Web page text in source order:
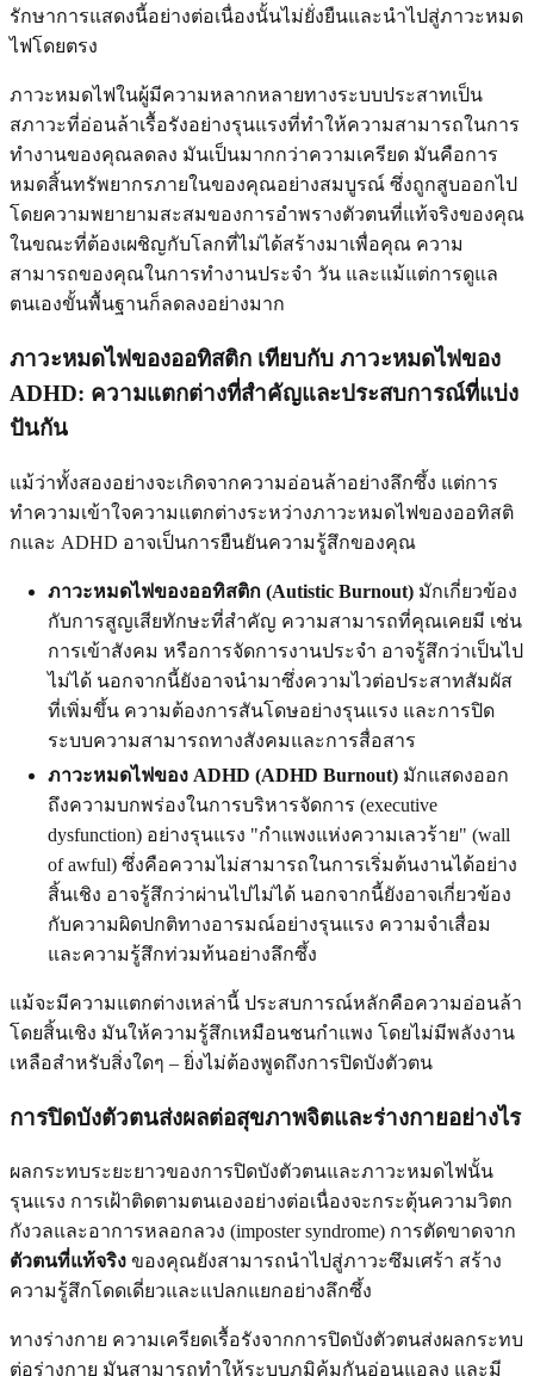
รักษาการแสดงนี้อย่างต่อเนื่องนั้นไม่ยั่งยืนและนำไปสู่ภาวะหมด
ไฟโดยตรง
ภาวะหมดไฟในผู้มีความหลากหลายทางระบบประสาทเป็น
สภาวะที่อ่อนล้าเรื้อรังอย่างรุนแรงที่ทำให้ความสามารถในการ
ทำงานของคุณลดลง มันเป็นมากกว่าความเครียด มันคือการ
หมดสิ้นทรัพยากรภายในของคุณอย่างสมบูรณ์ ซึ่งถูกสูบออกไป
โดยความพยายามสะสมของการอำพรางตัวตนที่แท้จริงของคุณ
ในขณะที่ต้องเผชิญกับโลกที่ไม่ได้สร้างมาเพื่อคุณ ความ
สามารถของคุณในการทำงานประจำ วัน และแม้แต่การดูแล
ตนเองขั้นพื้นฐานก็ลดลงอย่างมาก
ภาวะหมดไฟของออทิสติก เทียบกับ ภาวะหมดไฟของ
ADHD: ความแตกต่างที่สำคัญและประสบการณ์ที่แบ่ง
ปันกัน
แม้ว่าทั้งสองอย่างจะเกิดจากความอ่อนล้าอย่างลึกซึ้ง แต่การ
ทำความเข้าใจความแตกต่างระหว่างภาวะหมดไฟของออทิสติ
กและ ADHD อาจเป็นการยืนยันความรู้สึกของคุณ
ภาวะหมดไฟของออทิสติก (Autistic Burnout) มักเกี่ยวข้อง
กับการสูญเสียทักษะที่สำคัญ ความสามารถที่คุณเคยมี เช่น
การเข้าสังคม หรือการจัดการงานประจำ อาจรู้สึกว่าเป็นไป
ไม่ได้ นอกจากนี้ยังอาจนำมาซึ่งความไวต่อประสาทสัมผัส
ที่เพิ่มขึ้น ความต้องการสันโดษอย่างรุนแรง และการปิด
ระบบความสามารถทางสังคมและการสื่อสาร
ภาวะหมดไฟของ ADHD (ADHD Burnout) มักแสดงออก
ถึงความบกพร่องในการบริหารจัดการ (executive
dysfunction) อย่างรุนแรง "กำแพงแห่งความเลวร้าย" (wall
of awful) ซึ่งคือความไม่สามารถในการเริ่มต้นงานได้อย่าง
สิ้นเชิง อาจรู้สึกว่าผ่านไปไม่ได้ นอกจากนี้ยังอาจเกี่ยวข้อง
กับความผิดปกติทางอารมณ์อย่างรุนแรง ความจำเสื่อม
และความรู้สึกท่วมท้นอย่างลึกซึ้ง
แม้จะมีความแตกต่างเหล่านี้ ประสบการณ์หลักคือความอ่อนล้า
โดยสิ้นเชิง มันให้ความรู้สึกเหมือนชนกำแพง โดยไม่มีพลังงาน
เหลือสำหรับสิ่งใดๆ – ยิ่งไม่ต้องพูดถึงการปิดบังตัวตน
การปิดบังตัวตนส่งผลต่อสุขภาพจิตและร่างกายอย่างไร
ผลกระทบระยะยาวของการปิดบังตัวตนและภาวะหมดไฟนั้น
รุนแรง การเฝ้าติดตามตนเองอย่างต่อเนื่องจะกระตุ้นความวิตก
กังวลและอาการหลอกลวง (imposter syndrome) การตัดขาดจาก
ตัวตนที่แท้จริง ของคุณยังสามารถนำไปสู่ภาวะซึมเศร้า สร้าง
ความรู้สึกโดดเดี่ยวและแปลกแยกอย่างลึกซึ้ง
ทางร่างกาย ความเครียดเรื้อรังจากการปิดบังตัวตนส่งผลกระทบ
ต่อร่างกาย มันสามารถทำให้ระบบภูมิคุ้มกันอ่อนแอลง และมี